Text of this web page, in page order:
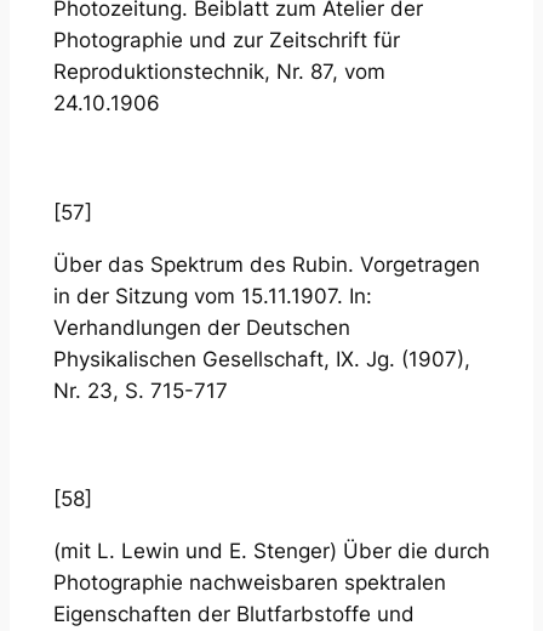
Photozeitung. Beiblatt zum Atelier der
Photographie und zur Zeitschrift für
Reproduktionstechnik, Nr. 87, vom
24.10.1906
[57]
Über das Spektrum des Rubin. Vorgetragen
in der Sitzung vom 15.11.1907. In:
Verhandlungen der Deutschen
Physikalischen Gesellschaft, IX. Jg. (1907),
Nr. 23, S. 715-717
[58]
(mit L. Lewin und E. Stenger) Über die durch
Photographie nachweisbaren spektralen
Eigenschaften der Blutfarbstoffe und